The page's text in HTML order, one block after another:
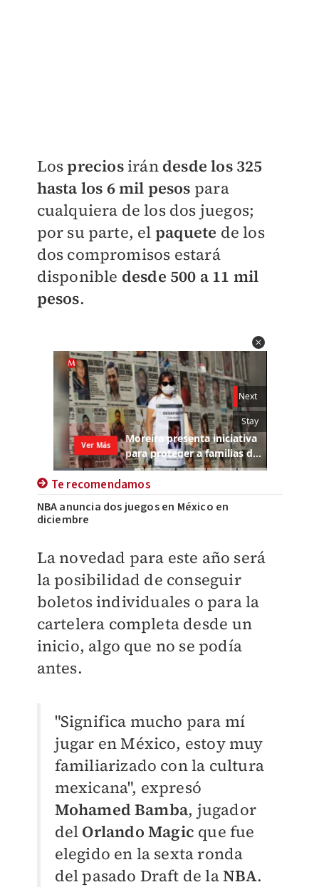
Lospreciosirán desde los 325
hasta los 6 mil pesos para
cualquiera de los dos juegos;
por su parte, el paquete de los
dos compromisos estará
disponible desde 500 a 11 mil
pesos.
Te recomendamos
NBA anuncia dos juegos en México en
diciembre
La novedad para este año será
la posibilidad de conseguir
boletos individuales o para la
cartelera completa desde un
inicio, algo que no se podía
antes.
"Significa mucho para mí
jugar en México, estoy muy
familiarizado con la cultura
mexicana", expresó
Mohamed Bamba, jugador
del Orlando Magic que fue
elegido en la sexta ronda
del pasado Draft de laNBA.